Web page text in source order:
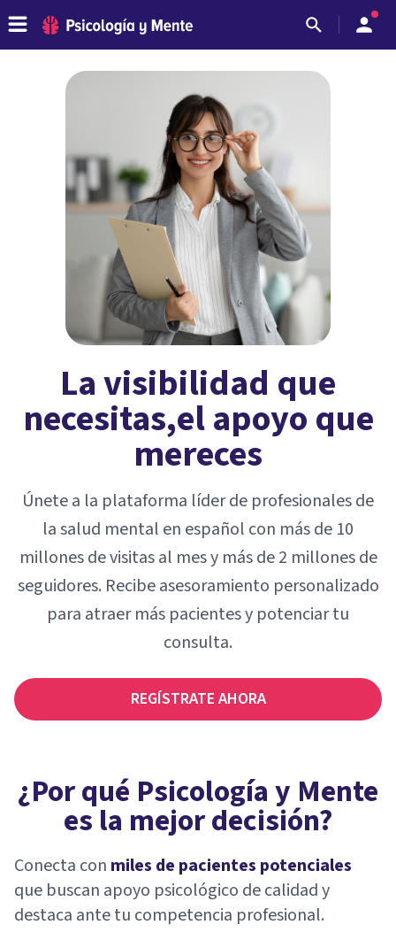
La visibilidad que
necesitas,el apoyo que
mereces
Únete a la plataforma líder de profesionales de
la salud mental en español con más de 10
millones de visitas al mes y más de 2 millones de
seguidores. Recibe asesoramiento personalizado
para atraer más pacientes y potenciar tu
consulta.
REGÍSTRATE AHORA
¿Por qué Psicología y Mente
es la mejor decisión?
Conecta con miles de pacientes potenciales
que buscan apoyo psicológico de calidad y
destaca ante tu competencia profesional.